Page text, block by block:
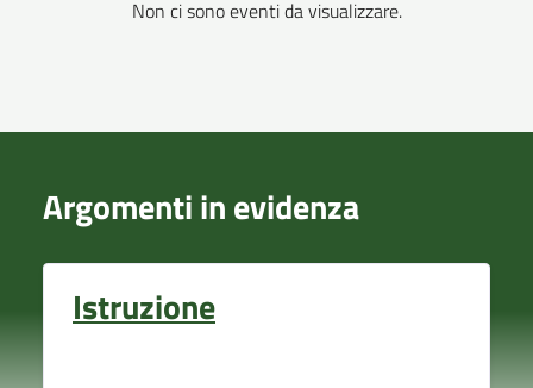
Non ci sono eventi da visualizzare.
Argomenti in evidenza
Istruzione